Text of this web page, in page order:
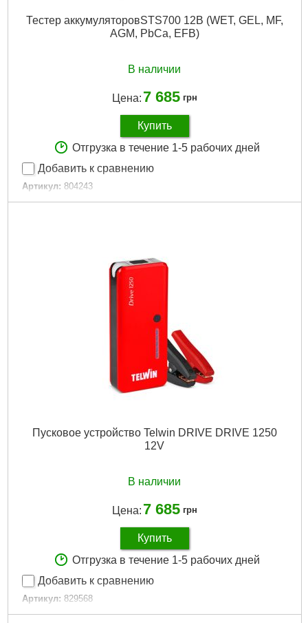
Тестер аккумуляторовSTS700 12В (WET, GEL, MF,
AGM, PbCa, EFB)
В наличии
Цена: 7 685 грн
Купить
Отгрузка в течение 1-5 рабочих дней
Добавить к сравнению
Артикул: 804243
Код товара: 26.54.70
Подробнее...
Пусковое устройство Telwin DRIVE DRIVE 1250
12V
В наличии
Цена: 7 685 грн
Купить
Отгрузка в течение 1-5 рабочих дней
Добавить к сравнению
Артикул: 829568
Код товара: 29.09.34